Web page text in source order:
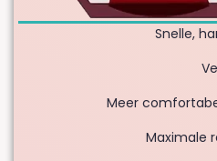
Snelle,
Meer
Maximale